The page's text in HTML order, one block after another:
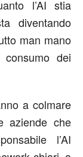
l’AI stia
diventando
man mano
dei
a colmare
aziende che
l’AI